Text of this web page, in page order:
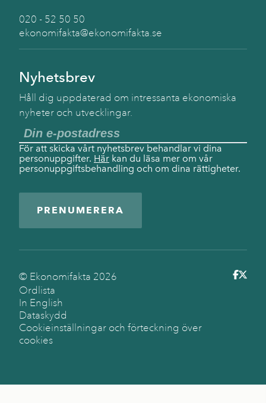
020 - 52 50 50
ekonomifakta@ekonomifakta.se
Nyhetsbrev
Håll dig uppdaterad om intressanta ekonomiska
nyheter och utvecklingar.
För att skicka vårt nyhetsbrev behandlar vi dina
personuppgifter. Här kan du läsa mer om vår
personuppgiftsbehandling och om dina rättigheter.
PRENUMERERA
© Ekonomifakta 2026
Ordlista
In English
Dataskydd
Cookieinställningar och förteckning över
cookies